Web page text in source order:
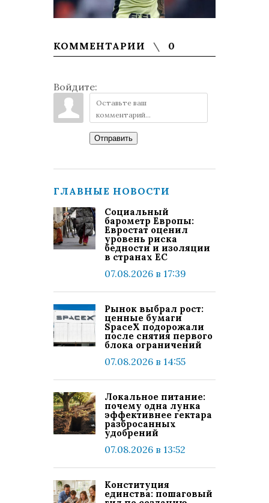
КОММЕНТАРИИ 0
Войдите:
Отправить
ГЛАВНЫЕ НОВОСТИ
Социальный
барометр Европы:
Евростат оценил
уровень риска
бедности и изоляции
в странах ЕС
07.08.2026 в 17:39
Рынок выбрал рост:
ценные бумаги
SpaceX подорожали
после снятия первого
блока ограничений
07.08.2026 в 14:55
Локальное питание:
почему одна лунка
эффективнее гектара
разбросанных
удобрений
07.08.2026 в 13:52
Конституция
единства: пошаговый